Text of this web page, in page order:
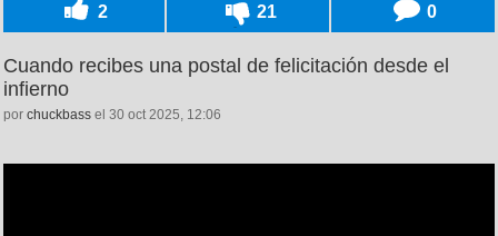
2 21 0
Cuando recibes una postal de felicitación desde el
infierno
por chuckbass el 30 oct 2025, 12:06